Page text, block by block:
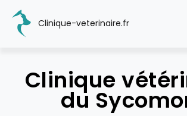
Clinique-veterinaire.fr
Clinique
du